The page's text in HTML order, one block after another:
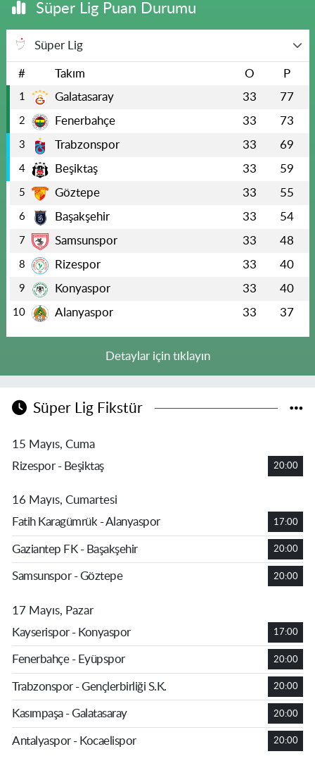
Süper Lig Puan Durumu
Süper Lig
# Takım O P
1 Galatasaray 33 77
2 Fenerbahçe 33 73
3 Trabzonspor 33 69
4 Beşiktaş 33 59
5 Göztepe 33 55
6 Başakşehir 33 54
7 Samsunspor 33 48
8 Rizespor 33 40
9 Konyaspor 33 40
10 Alanyaspor 33 37
Detaylar için tıklayın
Süper Lig Fikstür
15 Mayıs, Cuma
Rizespor - Beşiktaş
20:00
16 Mayıs, Cumartesi
Fatih Karagümrük - Alanyaspor
17:00
Gaziantep FK - Başakşehir 20:00
Samsunspor - Göztepe 20:00
17 Mayıs, Pazar
Kayserispor - Konyaspor
17:00
Fenerbahçe - Eyüpspor 20:00
Trabzonspor - Gençlerbirliği S.K. 20:00
Kasımpaşa - Galatasaray 20:00
Antalyaspor - Kocaelispor 20:00